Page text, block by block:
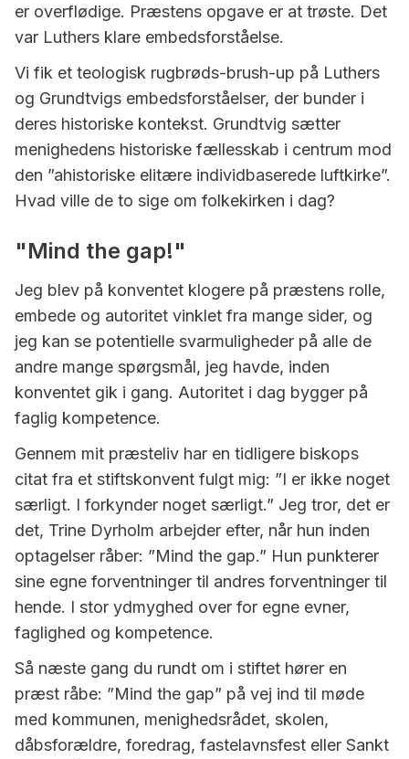
er overflødige. Præstens opgave er at trøste. Det
var Luthers klare embedsforståelse.
Vi fik et teologisk rugbrøds-brush-up på Luthers
og Grundtvigs embedsforståelser, der bunder i
deres historiske kontekst. Grundtvig sætter
menighedens historiske fællesskab i centrum mod
den ”ahistoriske elitære individbaserede luftkirke”.
Hvad ville de to sige om folkekirken i dag?
"Mind the gap!"
Jeg blev på konventet klogere på præstens rolle,
embede og autoritet vinklet fra mange sider, og
jeg kan se potentielle svarmuligheder på alle de
andre mange spørgsmål, jeg havde, inden
konventet gik i gang. Autoritet i dag bygger på
faglig kompetence.
Gennem mit præsteliv har en tidligere biskops
citat fra et stiftskonvent fulgt mig: ”I er ikke noget
særligt. I forkynder noget særligt.” Jeg tror, det er
det, Trine Dyrholm arbejder efter, når hun inden
optagelser råber: ”Mind the gap.” Hun punkterer
sine egne forventninger til andres forventninger til
hende. I stor ydmyghed over for egne evner,
faglighed og kompetence.
Så næste gang du rundt om i stiftet hører en
præst råbe: ”Mind the gap” på vej ind til møde
med kommunen, menighedsrådet, skolen,
dåbsforældre, foredrag, fastelavnsfest eller Sankt